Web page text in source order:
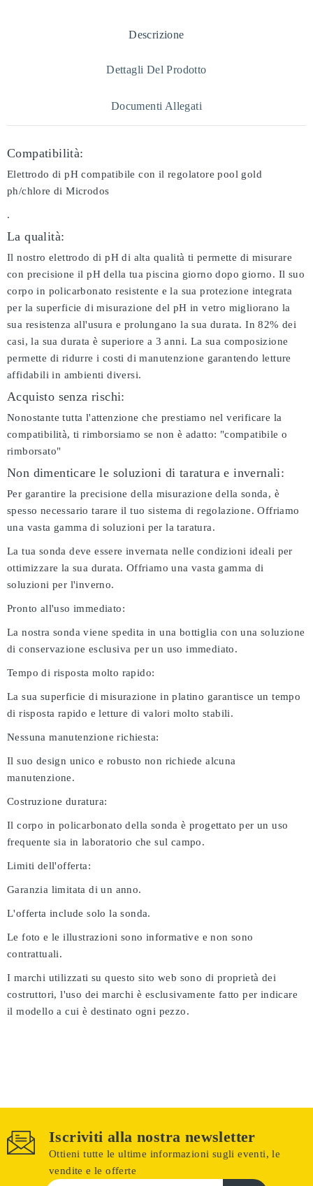
Descrizione
Dettagli Del Prodotto
Documenti Allegati
Compatibilità:
Elettrodo di pH compatibile con il regolatore pool gold
ph/chlore di Microdos
.
La qualità:
Il nostro elettrodo di pH di alta qualità ti permette di misurare
con precisione il pH della tua piscina giorno dopo giorno. Il suo
corpo in policarbonato resistente e la sua protezione integrata
per la superficie di misurazione del pH in vetro migliorano la
sua resistenza all'usura e prolungano la sua durata. In 82% dei
casi, la sua durata è superiore a 3 anni. La sua composizione
permette di ridurre i costi di manutenzione garantendo letture
affidabili in ambienti diversi.
Acquisto senza rischi:
Nonostante tutta l'attenzione che prestiamo nel verificare la
compatibilità, ti rimborsiamo se non è adatto: "compatibile o
rimborsato"
Non dimenticare le soluzioni di taratura e invernali:
Per garantire la precisione della misurazione della sonda, è
spesso necessario tarare il tuo sistema di regolazione. Offriamo
una vasta gamma di soluzioni per la taratura.
La tua sonda deve essere invernata nelle condizioni ideali per
ottimizzare la sua durata. Offriamo una vasta gamma di
soluzioni per l'inverno.
Pronto all'uso immediato:
La nostra sonda viene spedita in una bottiglia con una soluzione
di conservazione esclusiva per un uso immediato.
Tempo di risposta molto rapido:
La sua superficie di misurazione in platino garantisce un tempo
di risposta rapido e letture di valori molto stabili.
Nessuna manutenzione richiesta:
Il suo design unico e robusto non richiede alcuna
manutenzione.
Costruzione duratura:
Il corpo in policarbonato della sonda è progettato per un uso
frequente sia in laboratorio che sul campo.
Limiti dell'offerta:
Garanzia limitata di un anno.
L'offerta include solo la sonda.
Le foto e le illustrazioni sono informative e non sono
contrattuali.
I marchi utilizzati su questo sito web sono di proprietà dei
costruttori, l'uso dei marchi è esclusivamente fatto per indicare
il modello a cui è destinato ogni pezzo.
Iscriviti alla nostra newsletter
Ottieni tutte le ultime informazioni sugli eventi, le
vendite e le offerte